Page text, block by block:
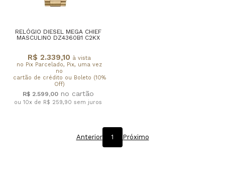
RELÓGIO DIESEL MEGA CHIEF
MASCULINO DZ4360B1 C2KX
R$ 2.339,10 à vista
no Pix Parcelado, Pix, uma vez
no
cartão de crédito ou Boleto (10%
Off)
R$ 2.599,00
ou 10x de R$ 259,90 sem juros
Anterior 1 Próximo